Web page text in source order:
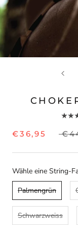
€36,95
Wähle eine String-
Palmengrün
Schwarzweiss